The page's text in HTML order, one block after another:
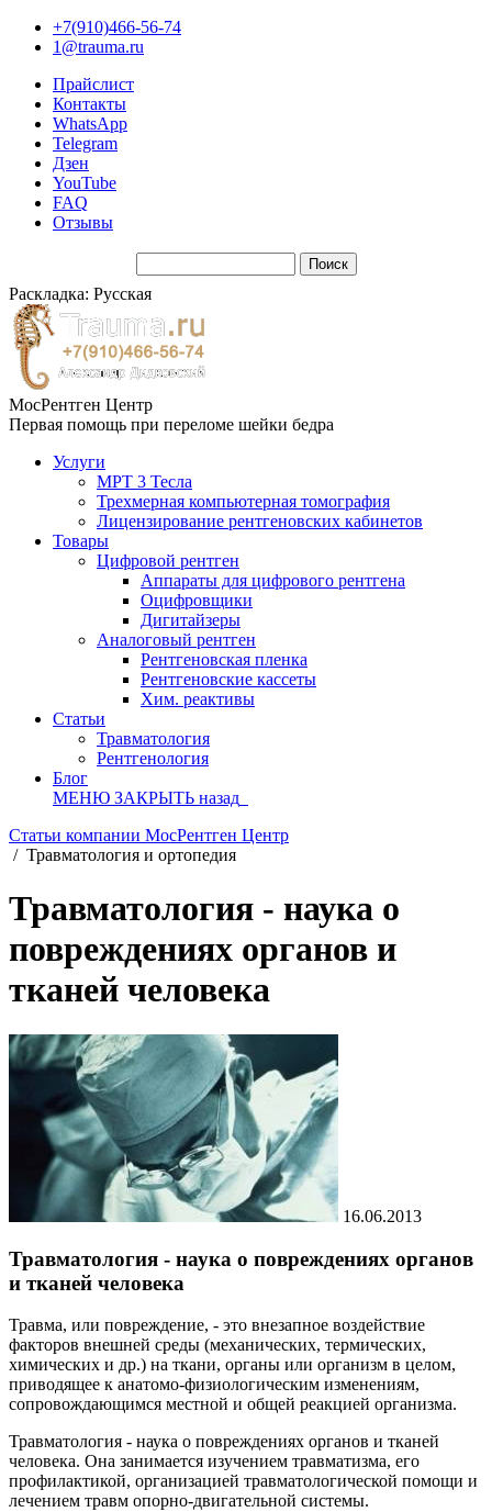
+7(910)466-56-74
1@trauma.ru
Прайслист
Контакты
WhatsApp
Telegram
Дзен
YouTube
FAQ
Отзывы
Раскладка: Русская
МосРентген Центр
Первая помощь при переломе шейки бедра
Услуги
МРТ 3 Тесла
Трехмерная компьютерная томография
Лицензирование рентгеновских кабинетов
Товары
Цифровой рентген
Аппараты для цифрового рентгена
Оцифровщики
Дигитайзеры
Аналоговый рентген
Рентгеновская пленка
Рентгеновские кассеты
Хим. реактивы
Статьи
Травматология
Рентгенология
Блог
МЕНЮ ЗАКРЫТЬ назад
Статьи компании МосРентген Центр
/ Травматология и ортопедия
Травматология - наука о
повреждениях органов и
тканей человека
16.06.2013
Травматология - наука о повреждениях органов
и тканей человека
Травма, или повреждение, - это внезапное воздействие
факторов внешней среды (механических, термических,
химических и др.) на ткани, органы или организм в целом,
приводящее к анатомо-физиологическим изменениям,
сопровождающимся местной и общей реакцией организма.
Травматология - наука о повреждениях органов и тканей
человека. Она занимается изучением травматизма, его
профилактикой, организацией травматологической помощи и
лечением травм опорно-двигательной системы.